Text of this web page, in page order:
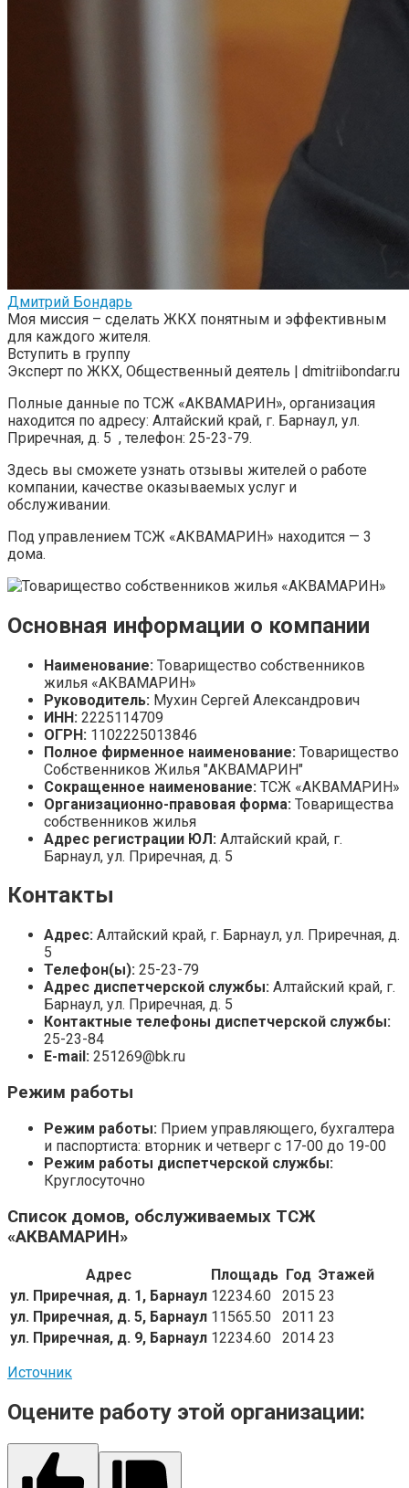
Дмитрий Бондарь
Моя миссия – сделать ЖКХ понятным и эффективным
для каждого жителя.
Вступить в группу
Эксперт по ЖКХ, Общественный деятель | dmitriibondar.ru
Полные данные по ТСЖ «АКВАМАРИН», организация
находится по адресу: Алтайский край, г. Барнаул, ул.
Приречная, д. 5 , телефон: 25-23-79.
Здесь вы сможете узнать отзывы жителей о работе
компании, качестве оказываемых услуг и
обслуживании.
Под управлением ТСЖ «АКВАМАРИН» находится — 3
дома.
Основная информации о компании
Наименование: Товарищество собственников
жилья «АКВАМАРИН»
Руководитель: Мухин Сергей Александрович
ИНН: 2225114709
ОГРН: 1102225013846
Полное фирменное наименование: Товарищество
Собственников Жилья "АКВАМАРИН"
Сокращенное наименование: ТСЖ «АКВАМАРИН»
Организационно-правовая форма: Товарищества
собственников жилья
Адрес регистрации ЮЛ: Алтайский край, г.
Барнаул, ул. Приречная, д. 5
Контакты
Адрес: Алтайский край, г. Барнаул, ул. Приречная, д.
5
Телефон(ы): 25-23-79
Адрес диспетчерской службы: Алтайский край, г.
Барнаул, ул. Приречная, д. 5
Контактные телефоны диспетчерской службы:
25-23-84
E-mail: 251269@bk.ru
Режим работы
Режим работы: Прием управляющего, бухгалтера
и паспортиста: вторник и четверг с 17-00 до 19-00
Режим работы диспетчерской службы:
Круглосуточно
Список домов, обслуживаемых ТСЖ
«АКВАМАРИН»
Адрес Площадь Год Этажей
ул. Приречная, д. 1, Барнаул 12234.60 2015 23
ул. Приречная, д. 5, Барнаул 11565.50 2011 23
ул. Приречная, д. 9, Барнаул 12234.60 2014 23
Источник
Оцените работу этой организации: